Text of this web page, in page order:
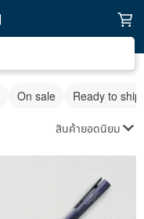
On sale Ready to ship
สินค้ายอดนิยม